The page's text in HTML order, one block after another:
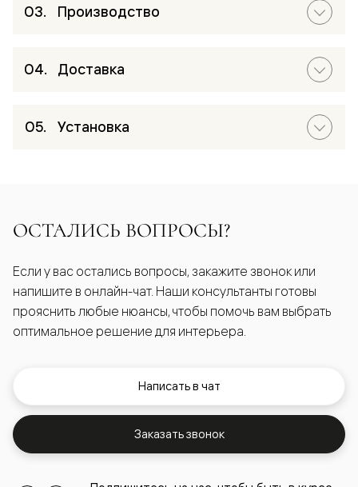
Производство
Доставка
Установка
ОСТАЛИСЬ ВОПРОСЫ?
Если у вас остались вопросы, закажите звонок или
напишите в онлайн-чат. Наши консультанты готовы
прояснить любые нюансы, чтобы помочь вам выбрать
оптимальное решение для интерьера.
Написать в чат
Заказать звонок